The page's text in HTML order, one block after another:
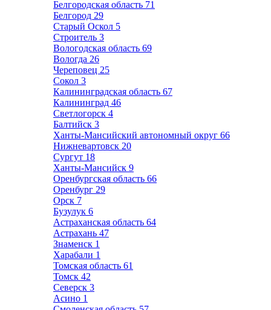
Белгородская область 71
Белгород 29
Старый Оскол 5
Строитель 3
Вологодская область 69
Вологда 26
Череповец 25
Сокол 3
Калининградская область 67
Калининград 46
Светлогорск 4
Балтийск 3
Ханты-Мансийский автономный округ 66
Нижневартовск 20
Сургут 18
Ханты-Мансийск 9
Оренбургская область 66
Оренбург 29
Орск 7
Бузулук 6
Астраханская область 64
Астрахань 47
Знаменск 1
Харабали 1
Томская область 61
Томск 42
Северск 3
Асино 1